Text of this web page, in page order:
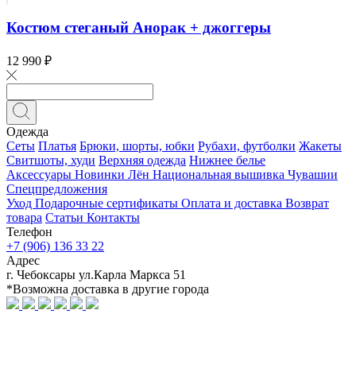
Костюм стеганый Анорак + джоггеры
12 990 ₽
Одежда
Сеты Платья Брюки, шорты, юбки Рубахи, футболки Жакеты
Свитшоты, худи Верхняя одежда Нижнее белье
Аксессуары Новинки Лён Национальная вышивка Чувашии
Спецпредложения
Уход Подарочные сертификаты Оплата и доставка Возврат
товара Статьи Контакты
Телефон
+7 (906) 136 33 22
Адрес
г. Чебоксары ул.Карла Маркса 51
*Возможна доставка в другие города